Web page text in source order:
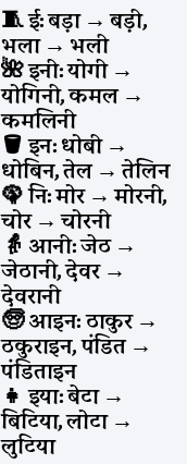
🧵 ई: बड़ा→बड़ी,
भला→भली
🌺 इनी: योगी→
योगिनी, कमल→
कमलिनी
🪣 इन: धोबी→
धोबिन, तेल→तेलिन
🦚 नि: मोर→मोरनी,
चोर→चोरनी
👵 आनी: जेठ→
जेठानी, देवर→
देवरानी
🧓 आइन: ठाकुर→
ठकुराइन, पंडित→
पंडिताइन
👧 इया: बेटा→
बिटिया, लोटा→
लुटिया